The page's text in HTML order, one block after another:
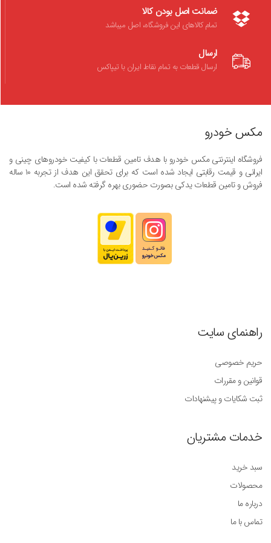
ضمانت اصل بودن کالا
تمام کالاهای این فروشگاه، اصل میباشد
ارسال
ارسال قطعات به تمام نقاط ایران با تیپاکس
مکس خودرو
فروشگاه اینترنتی مکس خودرو با هدف تامین قطعات با کیفیت خودروهای چینی و
ایرانی و قیمت رقابتی ایجاد شده است که برای تحقق این هدف از تجربه ۱۰ ساله
فروش و تامین قطعات یدکی بصورت حضوری بهره گرفته شده است.
راهنمای سایت
حریم خصوصی
قوانین و مقررات
ثبت شکایات و پیشنهادات
خدمات مشتریان
سبد خرید
محصولات
درباره ما
تماس با ما